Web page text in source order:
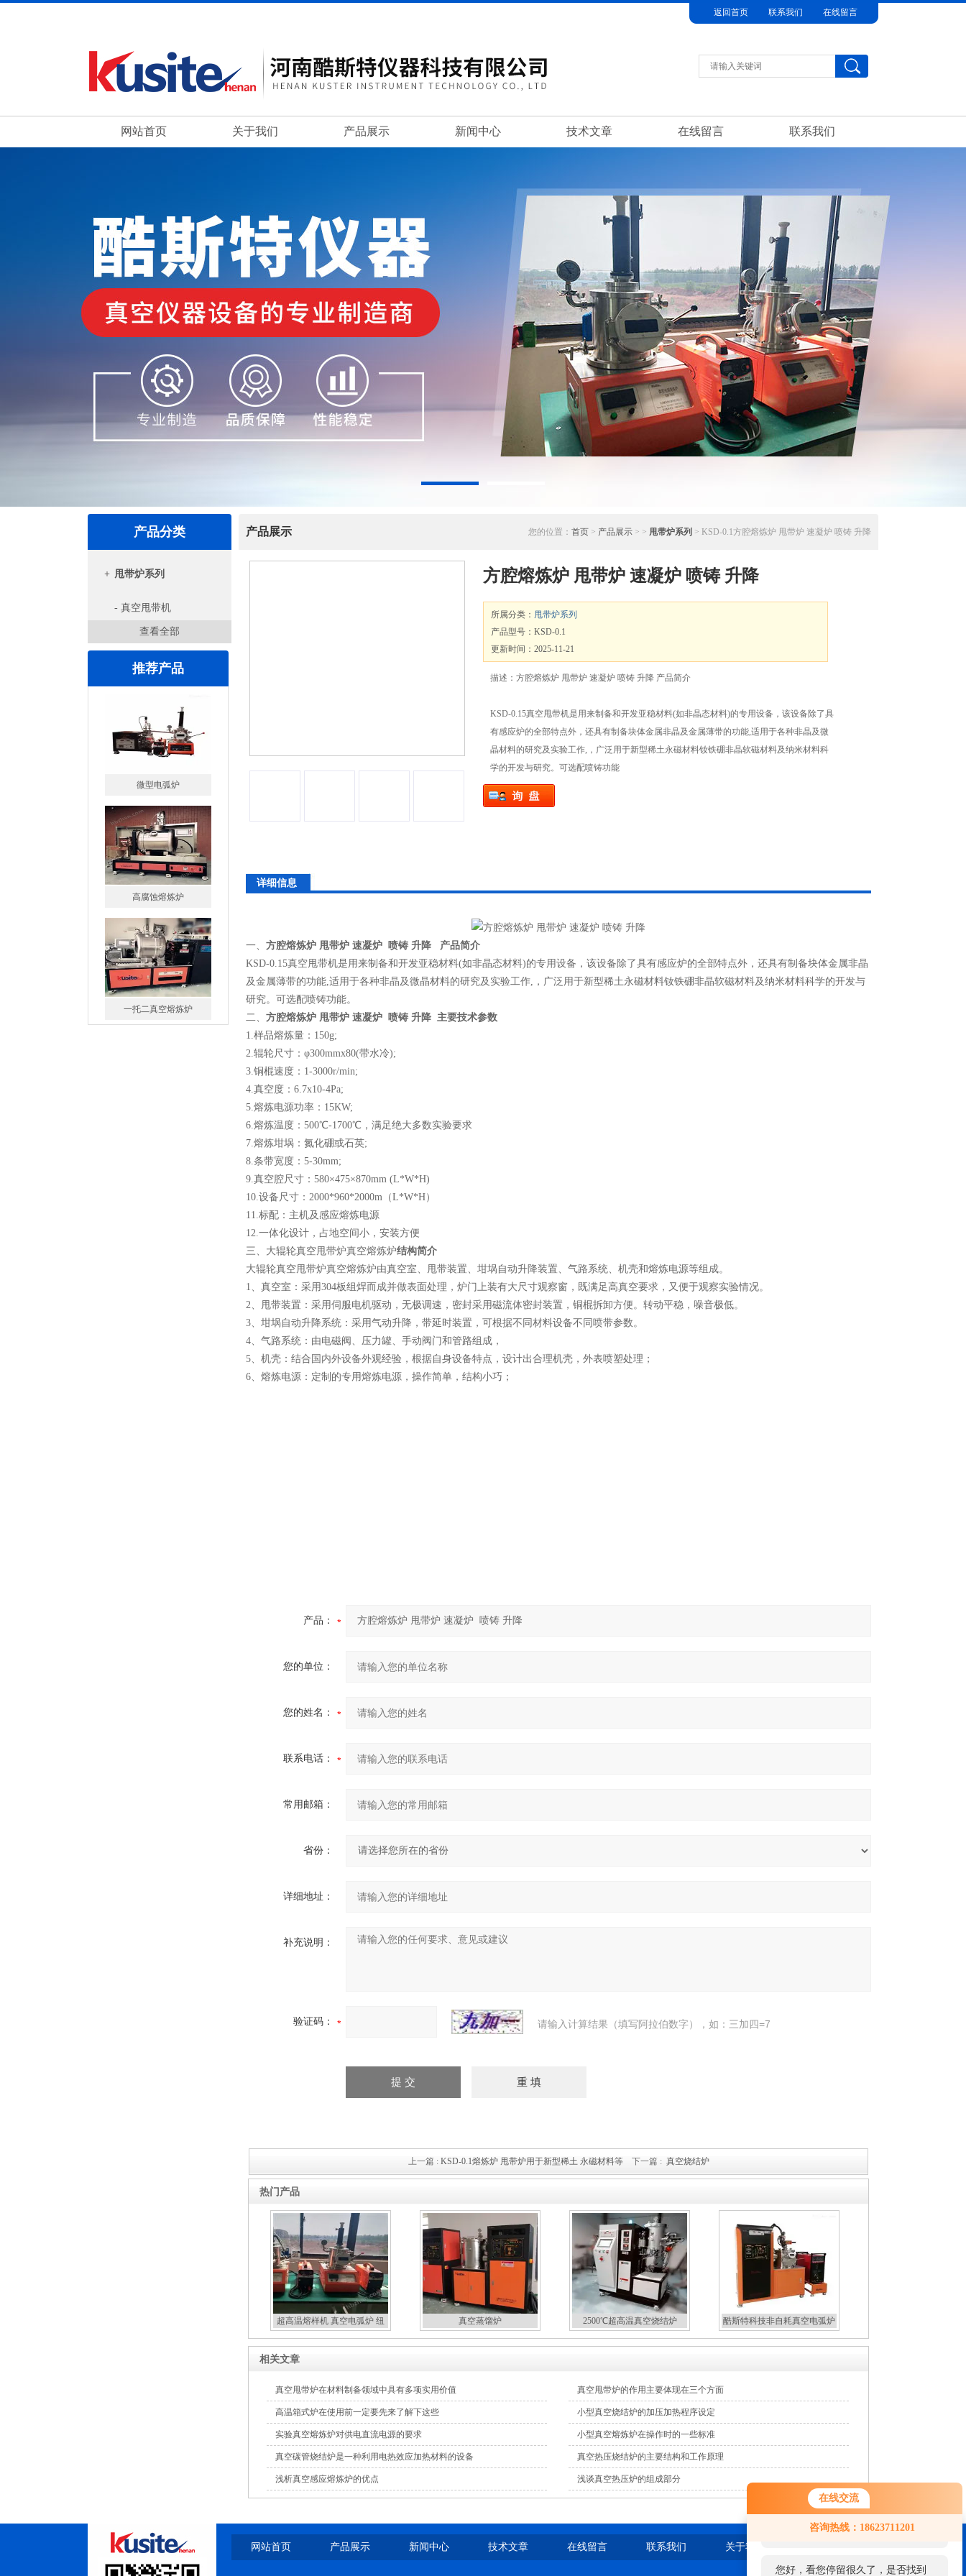
在线交流
咨询热线：18623711201
您好！欢迎前来咨询，很高兴为您
服务，请问您要咨询什么问题呢？
您好，看您停留很久了，是否找到
返回首页 联系我们 在线留言
网站首页 关于我们 产品展示 新闻中心 技术文章 在线留言 联系我们
产品分类
+ 甩带炉系列
- 真空甩带机
查看全部
推荐产品
高腐蚀熔炼炉
一托二真空熔炼炉
微型真空熔炼炉
产品展示 您的位置： 首页 > 产品展示 > > 甩带炉系列 > KSD-0.1方腔熔炼炉 甩带炉 速凝炉 喷铸 升降
方腔熔炼炉 甩带炉 速凝炉 喷铸 升降
所属分类： 甩带炉系列
产品型号：KSD-0.1
更新时间：2025-11-21
描述：方腔熔炼炉 甩带炉 速凝炉 喷铸 升降 产品简介
KSD-0.15真空甩带机是用来制备和开发亚稳材料(如非晶态材料)的专用设备，该设备除了具
有感应炉的全部特点外，还具有制备块体金属非晶及金属薄带的功能,适用于各种非晶及微
晶材料的研究及实验工作,，广泛用于新型稀土永磁材料钕铁硼非晶软磁材料及纳米材料科
学的开发与研究。可选配喷铸功能
详细信息
一、 方腔熔炼炉 甩带炉 速凝炉 喷铸 升降 产品简介
KSD-0.15真空甩带机是用来制备和开发亚稳材料(如非晶态材料)的专用设备，该设备除了具有感应炉的全部特点外，还具有制备块体金属非晶
及金属薄带的功能,适用于各种非晶及微晶材料的研究及实验工作,，广泛用于新型稀土永磁材料钕铁硼非晶软磁材料及纳米材料科学的开发与
研究。可选配喷铸功能。
二、 方腔熔炼炉 甩带炉 速凝炉 喷铸 升降 主要技术参数
1.样品熔炼量：150g;
2.辊轮尺寸：φ300mmx80(带水冷);
3.铜棍速度：1-3000r/min;
4.真空度：6.7x10-4Pa;
5.熔炼电源功率：15KW;
6.熔炼温度：500℃-1700℃，满足绝大多数实验要求
7.熔炼坩埚：氮化硼或石英;
8.条带宽度：5-30mm;
9.真空腔尺寸：580×475×870mm (L*W*H)
10.设备尺寸：2000*960*2000m（L*W*H）
11.标配：主机及感应熔炼电源
12.一体化设计，占地空间小，安装方便
三、大辊轮真空甩带炉真空熔炼炉结构简介
大辊轮真空甩带炉真空熔炼炉由真空室、甩带装置、坩埚自动升降装置、气路系统、机壳和熔炼电源等组成。
1、真空室：采用304板组焊而成并做表面处理，炉门上装有大尺寸观察窗，既满足高真空要求，又便于观察实验情况。
2、甩带装置：采用伺服电机驱动，无极调速，密封采用磁流体密封装置，铜棍拆卸方便。转动平稳，噪音极低。
3、坩埚自动升降系统：采用气动升降，带延时装置，可根据不同材料设备不同喷带参数。
4、气路系统：由电磁阀、压力罐、手动阀门和管路组成，
5、机壳：结合国内外设备外观经验，根据自身设备特点，设计出合理机壳，外表喷塑处理；
6、熔炼电源：定制的专用熔炼电源，操作简单，结构小巧；
产品：
您的单位：
您的姓名：
联系电话：
常用邮箱：
省份：
详细地址：
补充说明：
验证码： 请输入计算结果（填写阿拉伯数字），如：三加四=7
上一篇 : KSD-0.1熔炼炉 甩带炉用于新型稀土 永磁材料等下一篇 : 真空烧结炉
热门产品
超高温熔样机 真空电弧炉 纽
真空蒸馏炉 2500℃超高温真空烧结炉 酷斯特科技非自耗真空电弧炉
相关文章
真空甩带炉在材料制备领域中具有多项实用价值 真空甩带炉的作用主要体现在三个方面
高温箱式炉在使用前一定要先来了解下这些 小型真空烧结炉的加压加热程序设定
实验真空熔炼炉对供电直流电源的要求 小型真空熔炼炉在操作时的一些标准
真空碳管烧结炉是一种利用电热效应加热材料的设备 真空热压烧结炉的主要结构和工作原理
浅析真空感应熔炼炉的优点 浅谈真空热压炉的组成部分
网站首页 产品展示 新闻中心 技术文章 在线留言 联系我们 关于我们